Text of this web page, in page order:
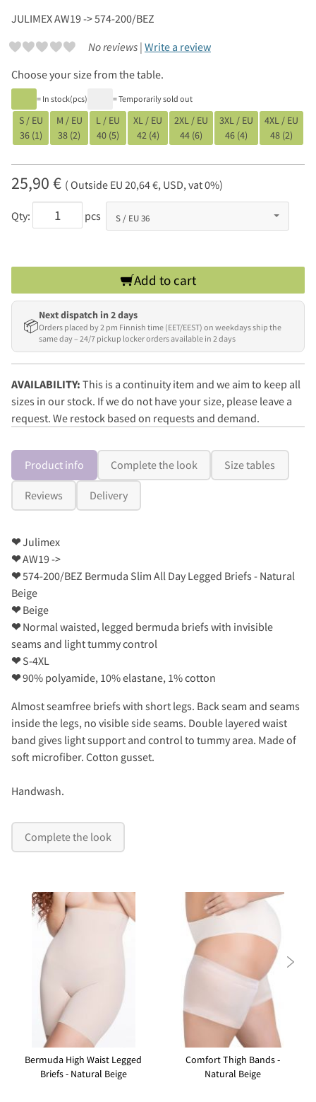
JULIMEXAW19 -> 574-200/BEZ
No reviews | Write a review
Choose your size from the table.
= In stock(pcs) = Temporarily sold out
S / EU
36 (1)
M / EU
38 (2)
L / EU
40 (5)
XL / EU
42 (4)
2XL / EU
44 (6)
3XL / EU
46 (4)
4XL / EU
48 (2)
25,90 € ( Outside EU 20,64 €, USD, vat 0%)
Qty: pcs
Add to cart
📦
Next dispatch in 2 days
Orders placed by 2 pm Finnish time (EET/EEST) on weekdays ship the
same day – 24/7 pickup locker orders available in 2 days
AVAILABILITY: This is a continuity item and we aim to keep all
sizes in our stock. If we do not have your size, please leave a
request. We restock based on requests and demand.
Product info Complete the look Size tables
Reviews Delivery
❤Julimex
❤AW19 ->
❤574-200/BEZ Bermuda Slim All Day Legged Briefs - Natural
Beige
❤Beige
❤Normal waisted, legged bermuda briefs with invisible
seams and light tummy control
❤S-4XL
❤90% polyamide, 10% elastane, 1% cotton
Almost seamfree briefs with short legs. Back seam and seams
inside the legs, no visible side seams. Double layered waist
band gives light support and control to tummy area. Made of
soft microfiber. Cotton gusset.
Handwash.
Complete the look
Bermuda High Waist Legged
Briefs - Natural Beige
Comfort Thigh Bands -
Natural Beige
